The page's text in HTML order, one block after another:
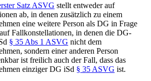
Satz ASVG stellt entweder auf
ab, in denen zusätzlich zu einem
eine weitere Person als DG in Frage
Fallkonstellationen, in denen die DG-
§ 35 Abs 1 ASVG nicht dem
sondern einer anderen Person
ist freilich auch der Fall, dass das
einziger DG iSd § 35 ASVG ist.